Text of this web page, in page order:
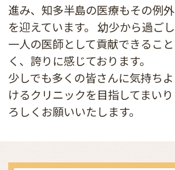
進み、知多半島の医療もその例
を迎えています。 幼少から過ご
一人の医師として貢献できるこ
く、誇りに感じております。
少しでも多くの皆さんに気持ち
けるクリニックを目指してまい
ろしくお願いいたします。